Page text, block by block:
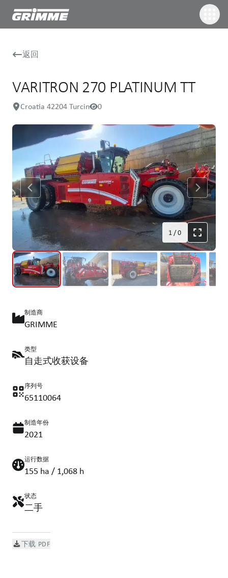
返回
VARITRON 270 PLATINUM TT
Croatia 42204 Turcin 0
1/0
制造商
GRIMME
类型
自走式收获设备
序列号
65110064
制造年份
2021
运行数据
155 ha / 1,068 h
状态
二手
下载 PDF